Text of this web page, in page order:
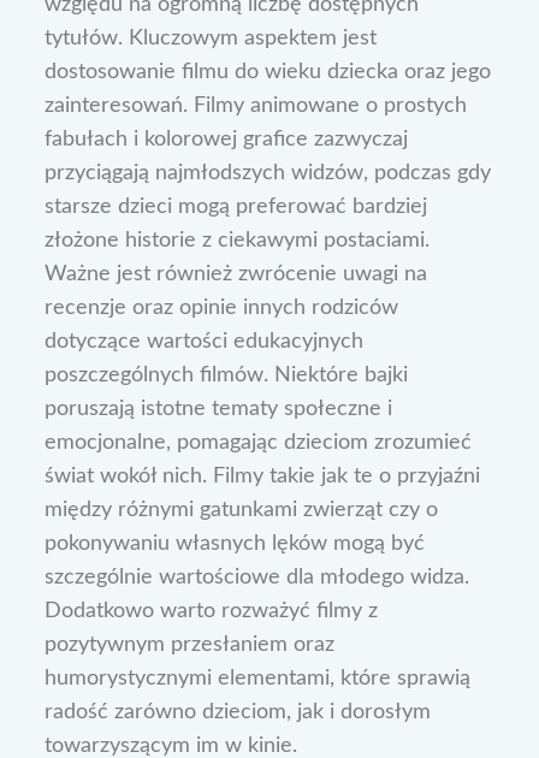
względu na ogromną liczbę dostępnych
tytułów. Kluczowym aspektem jest
dostosowanie filmu do wieku dziecka oraz jego
zainteresowań. Filmy animowane o prostych
fabułach i kolorowej grafice zazwyczaj
przyciągają najmłodszych widzów, podczas gdy
starsze dzieci mogą preferować bardziej
złożone historie z ciekawymi postaciami.
Ważne jest również zwrócenie uwagi na
recenzje oraz opinie innych rodziców
dotyczące wartości edukacyjnych
poszczególnych filmów. Niektóre bajki
poruszają istotne tematy społeczne i
emocjonalne, pomagając dzieciom zrozumieć
świat wokół nich. Filmy takie jak te o przyjaźni
między różnymi gatunkami zwierząt czy o
pokonywaniu własnych lęków mogą być
szczególnie wartościowe dla młodego widza.
Dodatkowo warto rozważyć filmy z
pozytywnym przesłaniem oraz
humorystycznymi elementami, które sprawią
radość zarówno dzieciom, jak i dorosłym
towarzyszącym im w kinie.